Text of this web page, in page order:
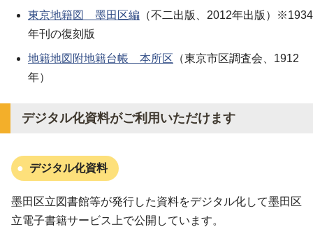
東京地籍図 墨田区編 （不二出版、2012年出版）※1934
年刊の復刻版
地籍地図附地籍台帳 本所区 （東京市区調査会、1912
年）
デジタル化資料がご利用いただけます
デジタル化資料
墨田区立図書館等が発行した資料をデジタル化して墨田区
立電子書籍サービス上で公開しています。